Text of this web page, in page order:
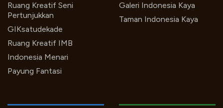
Ruang Kreatif Seni
Pertunjukkan
GIKsatudekade
Ruang Kreatif IMB
Indonesia Menari
Payung Fantasi
Galeri Indonesia Kaya
Taman Indonesia Kaya